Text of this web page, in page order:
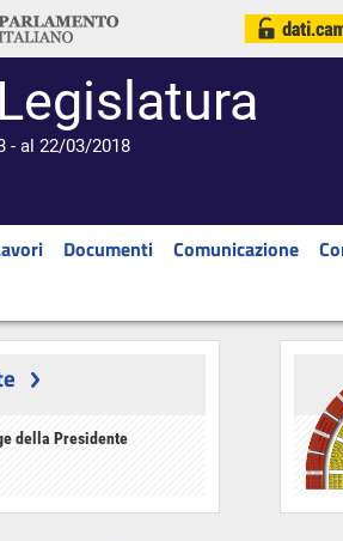
- al 22/03/2018
Documenti Comunicazione
della Presidente